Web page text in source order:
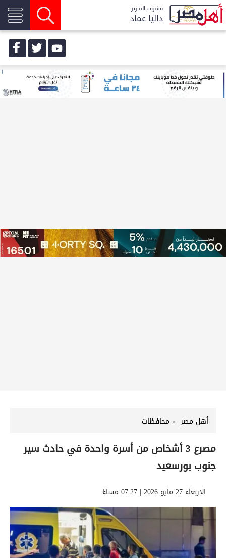
مشرف التحرير
داليا عماد
أهل مصر محافظات
مصرع 3 أشخاص من أسرة واحدة في حادث سير
جنوب بورسعيد
الاربعاء 27 مايو 2026 | 07:27 مساءً